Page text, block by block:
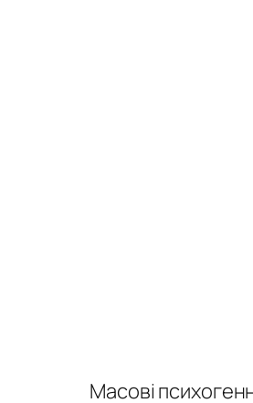
Масові